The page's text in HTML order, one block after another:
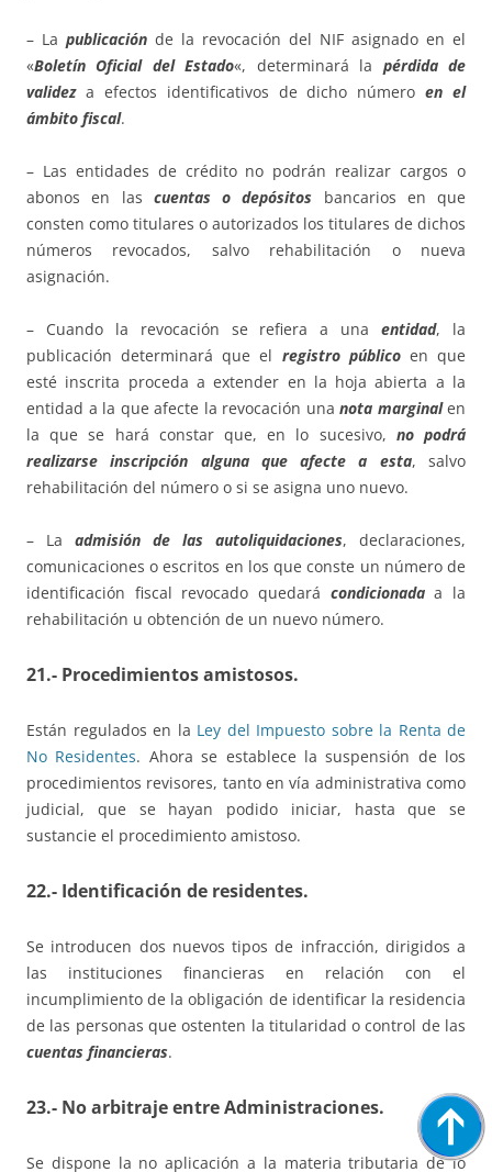
– La publicación de la revocación del NIF asignado en el
«Boletín Oficial del Estado«, determinará la pérdida de
valideza efectos identificativos de dicho númeroen el
ámbito fiscal.
– Las entidades de crédito no podrán realizar cargos o
abonos en las cuentas o depósitos bancarios en que
consten como titulares o autorizados los titulares de dichos
números revocados, salvo rehabilitación o nueva
asignación.
– Cuando la revocación se refiera a unaentidad, la
publicación determinará que el registro públicoen que
esté inscrita proceda a extender en la hoja abierta a la
entidad a la que afecte la revocación una nota marginalen
la que se hará constar que, en lo sucesivo, no podrá
realizarse inscripción alguna que afecte a esta, salvo
rehabilitación del número o si se asigna uno nuevo.
– La admisión de las autoliquidaciones, declaraciones,
comunicaciones o escritos en los que conste un número de
identificación fiscal revocado quedará condicionadaa la
rehabilitación u obtención de un nuevo número.
21.- Procedimientos amistosos.
Están regulados en la Ley del Impuesto sobre la Renta de
No Residentes. Ahora se establece la suspensión de los
procedimientos revisores, tanto en vía administrativa como
judicial, que se hayan podido iniciar, hasta que se
sustancie el procedimiento amistoso.
22.- Identificación de residentes.
Se introducen dos nuevos tipos de infracción, dirigidos a
las instituciones financieras en relación con el
incumplimiento de la obligación de identificar la residencia
de las personas que ostenten la titularidad o control de las
cuentas financieras.
23.- No arbitraje entre Administraciones.
Se dispone la no aplicación a la materia tributaria de lo